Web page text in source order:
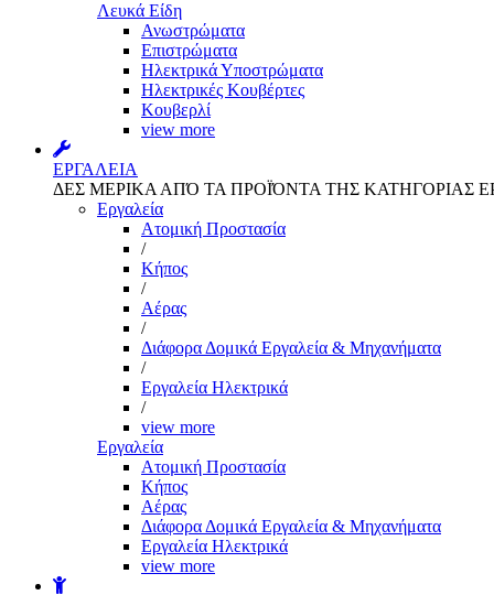
Λευκά Είδη
Ανωστρώματα
Επιστρώματα
Ηλεκτρικά Υποστρώματα
Ηλεκτρικές Κουβέρτες
Κουβερλί
view more
ΕΡΓΑΛΕΙΑ
ΔΕΣ ΜΕΡΙΚΑ ΑΠΌ ΤΑ ΠΡΟΪΌΝΤΑ ΤΗΣ ΚΑΤΗΓΟΡΙΑΣ
Εργαλεία
Aτομική Προστασία
/
Kήπος
/
Αέρας
/
Διάφορα Δομικά Εργαλεία & Μηχανήματα
/
Εργαλεία Ηλεκτρικά
/
view more
Εργαλεία
Aτομική Προστασία
Kήπος
Αέρας
Διάφορα Δομικά Εργαλεία & Μηχανήματα
Εργαλεία Ηλεκτρικά
view more